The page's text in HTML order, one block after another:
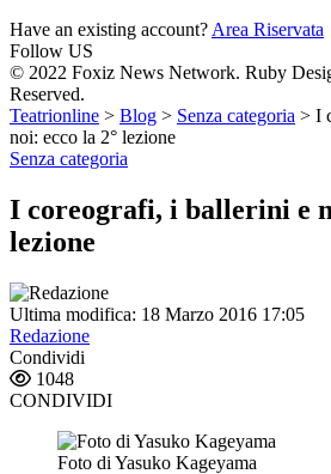
Have an existing account? Area Riservata
Follow US
© 2022 Foxiz News Network. Ruby
Reserved.
Teatrionline > Blog > Senza categoria > I
noi: ecco la 2° lezione
Senza categoria
I coreografi, i ballerini e
lezione
Ultima modifica: 18 Marzo 2016 17:05
Redazione
Condividi
1048
CONDIVIDI
Foto di Yasuko Kageyama